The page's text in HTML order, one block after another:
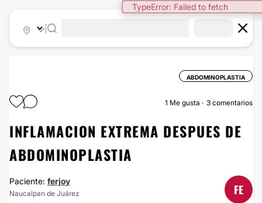
TypeError: Failed to fetch
ABDOMINOPLASTIA
1 Me gusta 3 comentarios
INFLAMACION EXTREMA DESPUES DE
ABDOMINOPLASTIA
Paciente: ferjoy
Naucalpan de Juárez FE